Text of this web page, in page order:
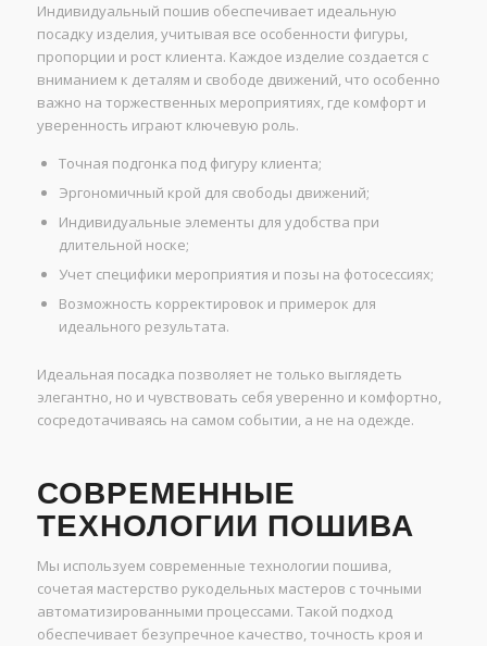
Индивидуальный пошив обеспечивает идеальную
посадку изделия, учитывая все особенности фигуры,
пропорции и рост клиента. Каждое изделие создается с
вниманием к деталям и свободе движений, что особенно
важно на торжественных мероприятиях, где комфорт и
уверенность играют ключевую роль.
Точная подгонка под фигуру клиента;
Эргономичный крой для свободы движений;
Индивидуальные элементы для удобства при
длительной носке;
Учет специфики мероприятия и позы на фотосессиях;
Возможность корректировок и примерок для
идеального результата.
Идеальная посадка позволяет не только выглядеть
элегантно, но и чувствовать себя уверенно и комфортно,
сосредотачиваясь на самом событии, а не на одежде.
СОВРЕМЕННЫЕ
ТЕХНОЛОГИИ ПОШИВА
Мы используем современные технологии пошива,
сочетая мастерство рукодельных мастеров с точными
автоматизированными процессами. Такой подход
обеспечивает безупречное качество, точность кроя и